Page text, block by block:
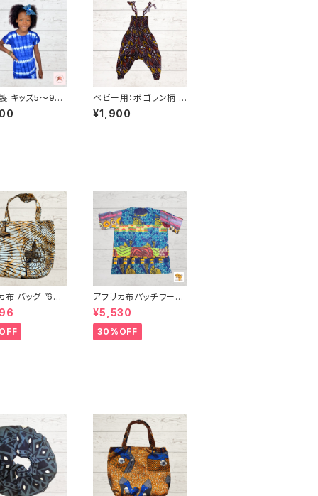
キッズ5〜9歳
イタンクトップ
カート セット１
ベビー用：ボゴラン柄 ア
フリカ布 サロペット カ
ンガ キテンゲ ギニア フ
¥1,900
バッグ ”63”
ンプリント パー
ガ キテンゲ ト
グ エコバッグ
ェアトレード I
アフリカ布パッチワーク
シャツ 男女兼用 パーニ
ュ キテンゲ ギニア フェ
アトレード INUWALIA
FRICA patch-s-1
¥5,530
30%OFF